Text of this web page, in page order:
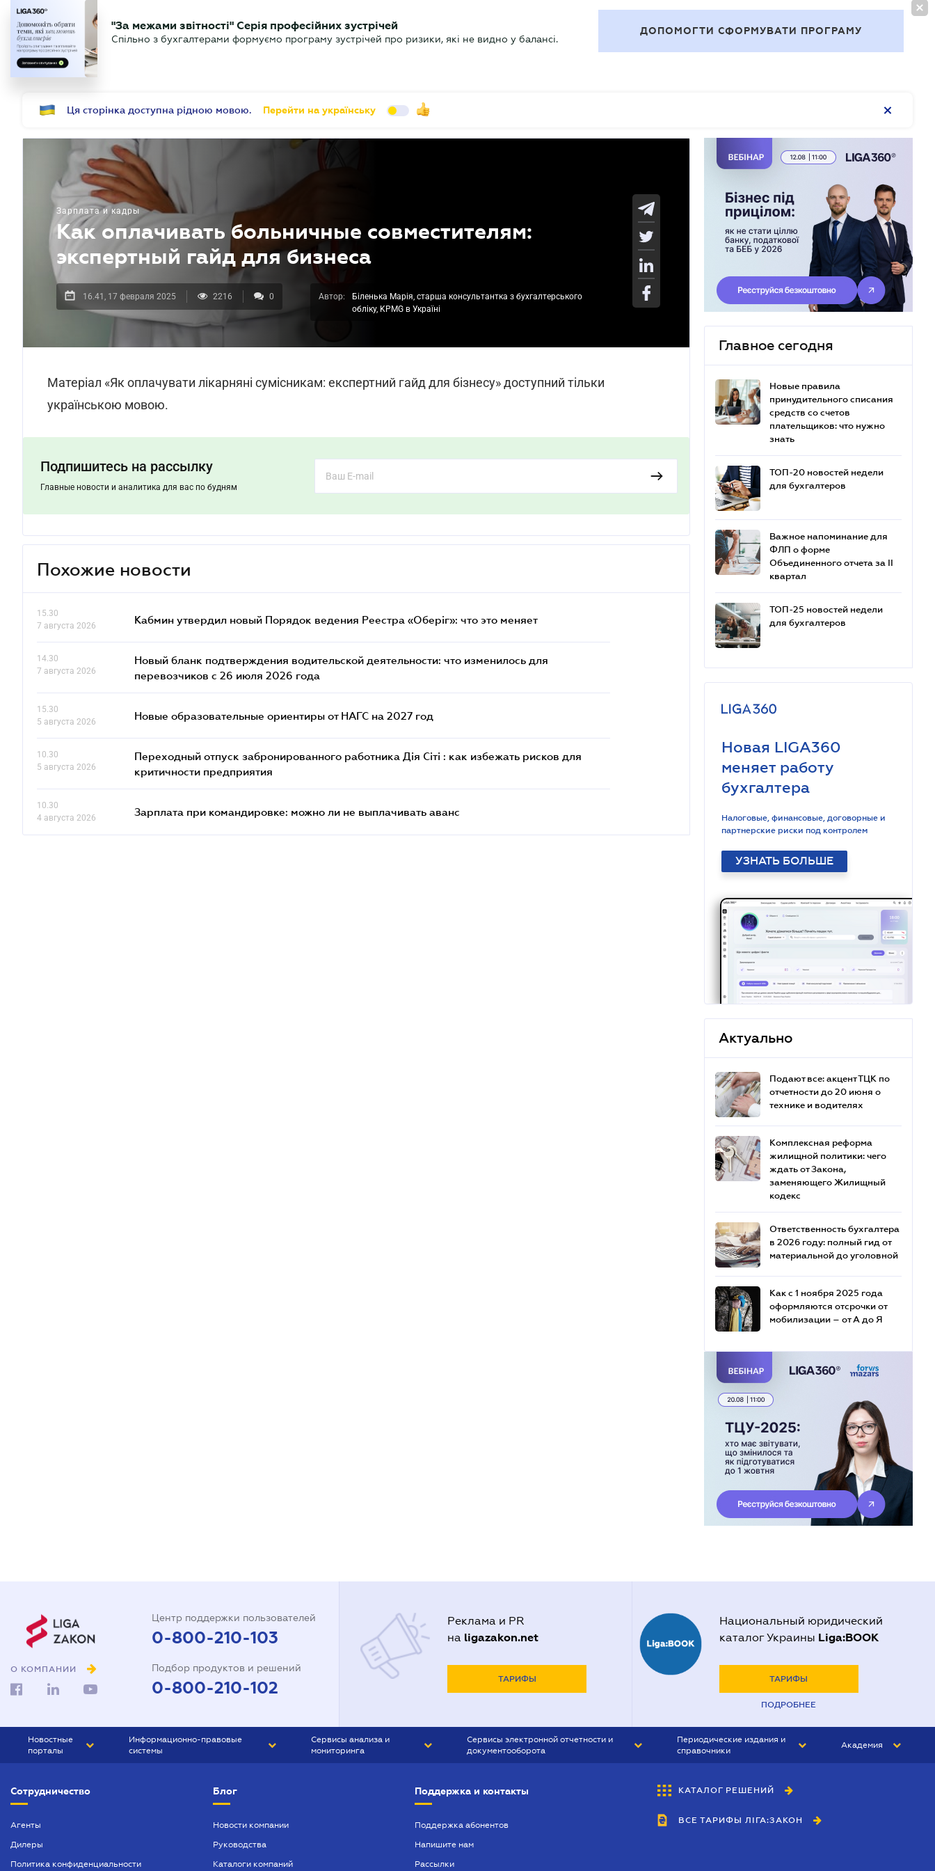
БУХГАЛТЕР.UA Новости Аналитика Календарь Актуально
"За межами звітності" Серія професійних зустрічей
Спільно з бухгалтерами формуємо програму зустрічей про ризики, які не видно у балансі.
ДОПОМОГТИ СФОРМУВАТИ ПРОГРАМУ
Ця сторінка доступна рідною мовою. Перейти на українську
Зарплата и кадры
Как оплачивать больничные совместителям:
экспертный гайд для бизнеса
16.41, 17 февраля 2025 2216 0 Автор:
Біленька Марія, старша консультантка з бухгалтерського
обліку, KPMG в Україні
Матеріал «Як оплачувати лікарняні сумісникам: експертний гайд для бізнесу» доступний тільки
українською мовою.
Подпишитесь на рассылку
Главные новости и аналитика для вас по будням
Похожие новости
15.30
7 августа 2026
Кабмин утвердил новый Порядок ведения Реестра «Оберіг»: что это меняет
14.30
7 августа 2026
Новый бланк подтверждения водительской деятельности: что изменилось для
перевозчиков с 26 июля 2026 года
15.30
5 августа 2026
Новые образовательные ориентиры от НАГС на 2027 год
10.30
5 августа 2026
Переходный отпуск забронированного работника Дія Сіті : как избежать рисков для
критичности предприятия
10.30
4 августа 2026
Зарплата при командировке: можно ли не выплачивать аванс
Главное сегодня
Новые правила
принудительного списания
средств со счетов
плательщиков: что нужно
знать
ТОП-20 новостей недели
для бухгалтеров
Важное напоминание для
ФЛП о форме
Объединенного отчета за II
квартал
ТОП-25 новостей недели
для бухгалтеров
Новая LIGA360
меняет работу
бухгалтера
Налоговые, финансовые, договорные и
партнерские риски под контролем
УЗНАТЬ БОЛЬШЕ
Актуально
Подают все: акцент ТЦК по
отчетности до 20 июня о
технике и водителях
Комплексная реформа
жилищной политики: чего
ждать от Закона,
заменяющего Жилищный
кодекс
Ответственность бухгалтера
в 2026 году: полный гид от
материальной до уголовной
Как с 1 ноября 2025 года
оформляются отсрочки от
мобилизации – от А до Я
О КОМПАНИИ
Центр поддержки пользователей
0-800-210-103
Подбор продуктов и решений
0-800-210-102
Реклама и PR
на ligazakon.net
ТАРИФЫ
Национальный юридический
каталог Украины Liga:BOOK
ТАРИФЫ
ПОДРОБНЕЕ
Новостные
порталы
БИЗНЕС
БУХГАЛТЕР.ua
Информационно-правовые
системы
БУХГАЛТЕР ПРОФ
Сервисы анализа и
мониторинга
Сервисы электронной отчетности и
документооборота
Периодические издания и
справочники
ВЕСТНИК МСФО
Академия
Сотрудничество
Агенты
Дилеры
Политика конфиденциальности
Блог
Новости компании
Руководства
Каталоги компаний
Поддержка и контакты
Поддержка абонентов
Напишите нам
Рассылки
КАТАЛОГ РЕШЕНИЙ
ВСЕ ТАРИФЫ ЛІГА:ЗАКОН